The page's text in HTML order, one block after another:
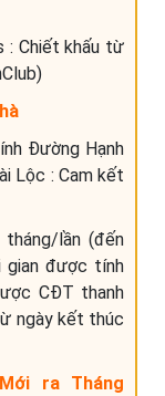
: Chiết khấu từ
Đường Hạnh
Lộc : Cam kết
lần (đến
gian được tính
CĐT thanh
ngày kết thúc
ra Tháng